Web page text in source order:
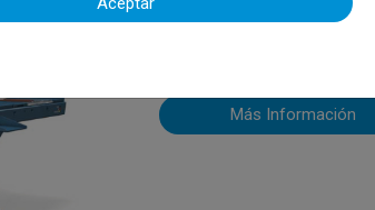
Más Información